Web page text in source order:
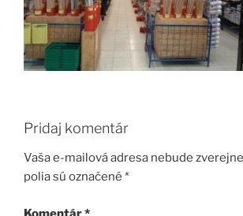
Pridaj komentár
Vaša e-mailová adresa nebude
polia sú označené *